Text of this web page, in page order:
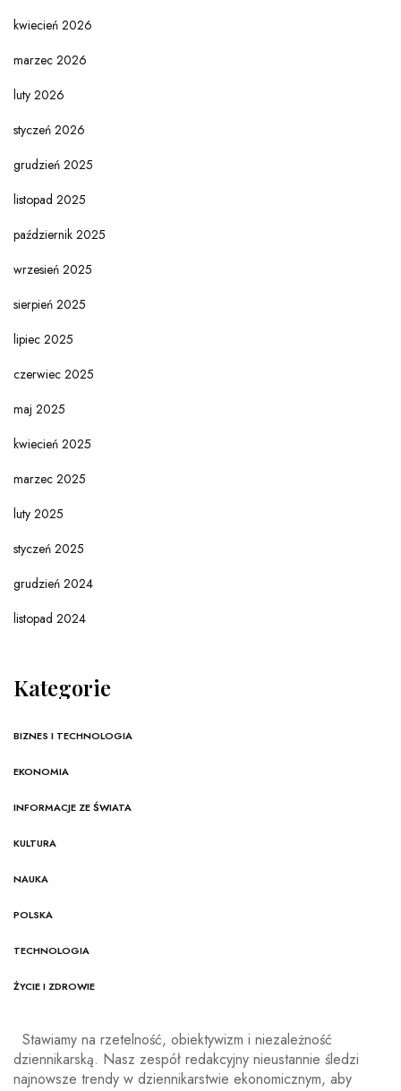
kwiecień 2026
marzec 2026
luty 2026
styczeń 2026
grudzień 2025
listopad 2025
październik 2025
wrzesień 2025
sierpień 2025
lipiec 2025
czerwiec 2025
maj 2025
kwiecień 2025
marzec 2025
luty 2025
styczeń 2025
grudzień 2024
listopad 2024
Kategorie
BIZNES I TECHNOLOGIA
EKONOMIA
INFORMACJE ZE ŚWIATA
KULTURA
NAUKA
POLSKA
TECHNOLOGIA
ŻYCIE I ZDROWIE
Stawiamy na rzetelność, obiektywizm i niezależność
dziennikarską. Nasz zespół redakcyjny nieustannie śledzi
najnowsze trendy w dziennikarstwie ekonomicznym, aby